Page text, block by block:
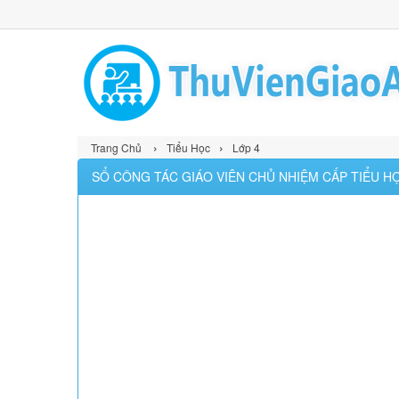
Trang Chủ › Tiểu Học › Lớp 4
SỔ CÔNG TÁC GIÁO VIÊN CHỦ NHIỆM CẤP TIỂU